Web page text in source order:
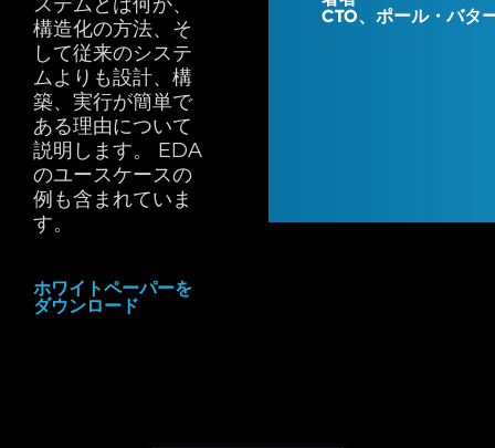
構造化の方法、そ
して従来のシステ
ムよりも設計、構
築、実行が簡単で
ある理由について
説明します。 EDA
のユースケースの
例も含まれていま
す。
ホワイトペーパーを
ダウンロード
CTO、ポール・バタ